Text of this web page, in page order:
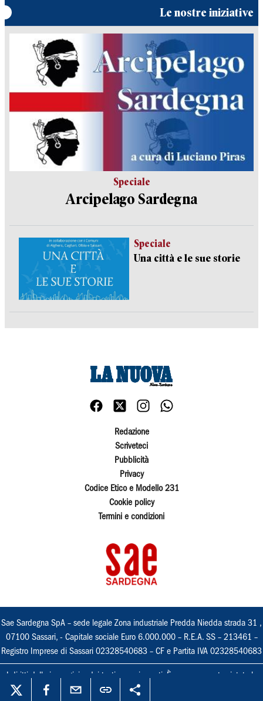
Le nostre iniziative
Speciale
Arcipelago Sardegna
Speciale
Una città e le sue storie
Redazione
Scriveteci
Pubblicità
Privacy
Codice Etico e Modello 231
Cookie policy
Termini e condizioni
Sae Sardegna SpA – sede legale Zona industriale Predda Niedda strada 31 ,
07100 Sassari, - Capitale sociale Euro 6.000.000 – R.E.A. SS – 213461 –
Registro Imprese di Sassari 02328540683 – CF e Partita IVA 02328540683
I diritti delle immagini e dei testi sono riservati. È espressamente vietata la
loro riproduzione con qualsiasi mezzo e l'adattamento totale o parziale.